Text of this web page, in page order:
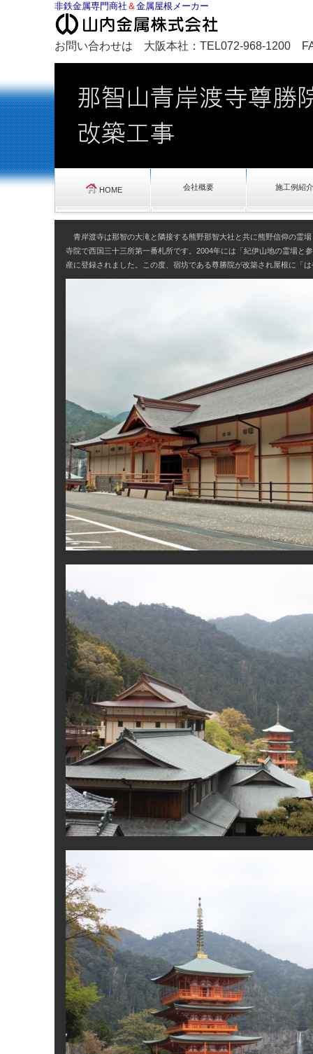
非鉄金属専門商社 ＆金属屋根メーカー
お問い合わせは 大阪本社：TEL072-968-1200
HOME 会社概要 施工例紹介
青岸渡寺は那智の大滝と隣接する熊野那智大社と共に熊野信仰の霊
寺院で西国三十三所第一番札所です。2004年には「紀伊山地の霊場と
産に登録されました。この度、宿坊である尊勝院が改築され屋根に「